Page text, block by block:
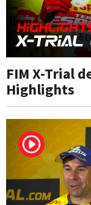
FIM X-Trial
Highlights